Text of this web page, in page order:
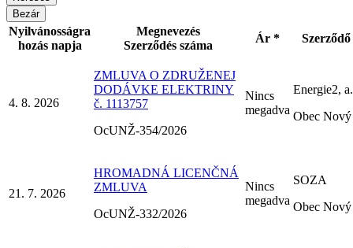
Bezár
Nyilvánosságra
hozás napja
Megnevezés
Szerződés száma
Ár *
4. 8. 2026
ZMLUVA O ZDRUŽENEJ
DODÁVKE ELEKTRINY
č. 1113757
OcUNŽ-354/2026
Nincs
megadva
Energie2,
Obec
21. 7. 2026
HROMADNÁ LICENČNÁ
ZMLUVA
OcUNŽ-332/2026
Nincs
megadva
SOZA
Obec